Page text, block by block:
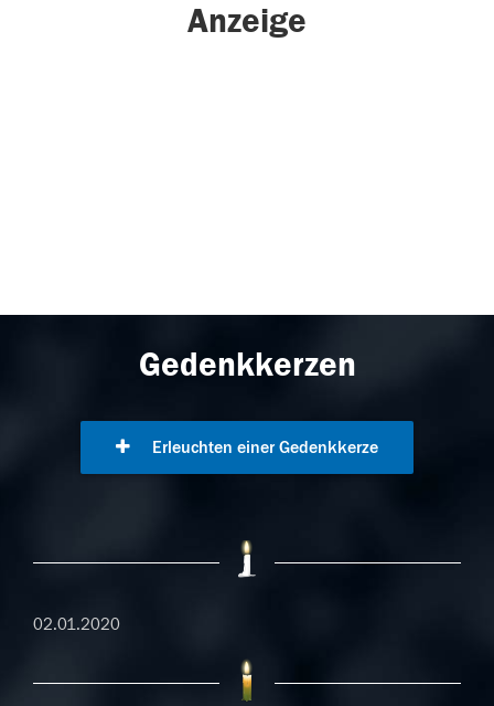
Anzeige
Gedenkkerzen
Erleuchten einer Gedenkkerze
02.01.2020